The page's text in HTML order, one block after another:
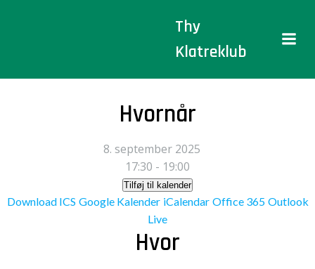
Thy
Klatreklub
Hvornår
8. september 2025
17:30 - 19:00
Tilføj til kalender
Download ICS Google Kalender iCalendar Office 365 Outlook
Live
Hvor